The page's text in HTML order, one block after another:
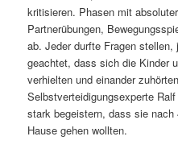
kritisieren. Phasen mit
Partnerübungen,
ab. Jeder durfte Fragen stellen,
geachtet, dass sich die Kinder
verhielten und einander
Selbstverteidigungsexperte
stark begeistern, dass sie
Hause gehen wollten.